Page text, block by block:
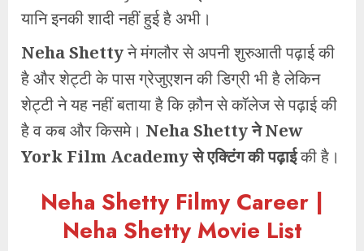
यानि इनकी शादी नहीं हुई है अभी।
Neha Shettyने मंगलौर से अपनी शुरुआती पढ़ाई की
है और शेट्टी के पास ग्रेजुएशन की डिग्री भी है लेकिन
शेट्टी ने यह नहीं बताया है कि क़ौन से कॉलेज से पढ़ाई की
है व कब और किसमे। Neha Shettyने New
York Film Academy से एक्टिंग की पढ़ाईकी है।
Neha Shetty Filmy Career |
Neha Shetty Movie List